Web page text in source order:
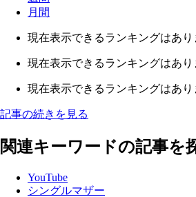
月間
現在表示できるランキングはあり
現在表示できるランキングはあり
現在表示できるランキングはあり
記事の続きを見る
関連キーワードの記事を
YouTube
シングルマザー